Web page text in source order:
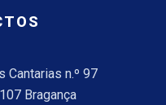
Cantarias n.º 97
Bragança